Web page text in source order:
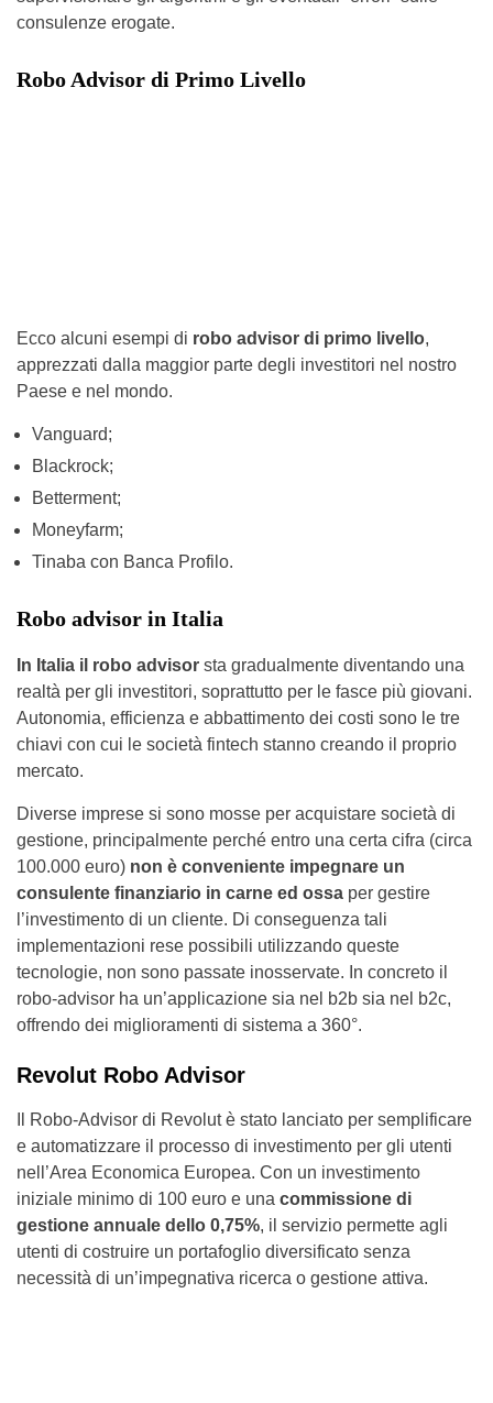
consulenze erogate.
Robo Advisor di Primo Livello
Ecco alcuni esempi di robo advisor di primo livello,
apprezzati dalla maggior parte degli investitori nel nostro
Paese e nel mondo.
Vanguard;
Blackrock;
Betterment;
Moneyfarm;
Tinaba con Banca Profilo.
Robo advisor in Italia
In Italia il robo advisor sta gradualmente diventando una
realtà per gli investitori, soprattutto per le fasce più giovani.
Autonomia, efficienza e abbattimento dei costi sono le tre
chiavi con cui le società fintech stanno creando il proprio
mercato.
Diverse imprese si sono mosse per acquistare società di
gestione, principalmente perché entro una certa cifra (circa
100.000 euro) non è conveniente impegnare un
consulente finanziario in carne ed ossa per gestire
l’investimento di un cliente. Di conseguenza tali
implementazioni rese possibili utilizzando queste
tecnologie, non sono passate inosservate. In concreto il
robo-advisor ha un’applicazione sia nel b2b sia nel b2c,
offrendo dei miglioramenti di sistema a 360°.
Revolut Robo Advisor
Il Robo-Advisor di Revolut è stato lanciato per semplificare
e automatizzare il processo di investimento per gli utenti
nell’Area Economica Europea. Con un investimento
iniziale minimo di 100 euro e una commissione di
gestione annuale dello 0,75%, il servizio permette agli
utenti di costruire un portafoglio diversificato senza
necessità di un’impegnativa ricerca o gestione attiva.